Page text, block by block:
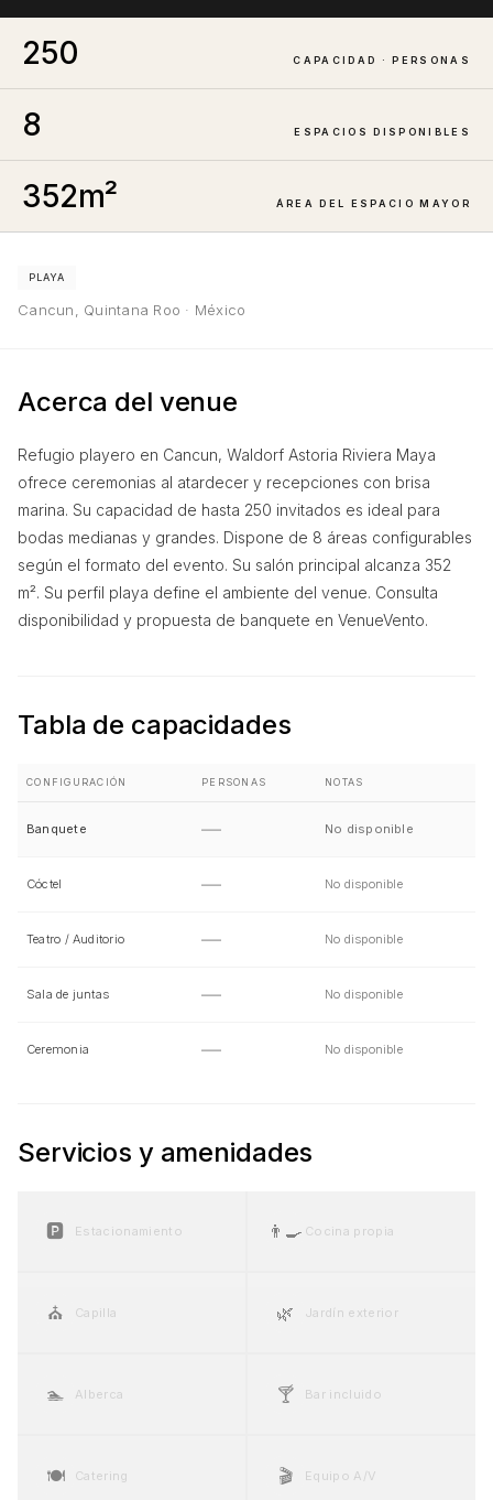
250 CAPACIDAD · PERSONAS
8 ESPACIOS DISPONIBLES
352m² ÁREA DEL ESPACIO MAYOR
PLAYA
Cancun, Quintana Roo · México
Acerca del venue
Refugio playero en Cancun, Waldorf Astoria Riviera Maya
ofrece ceremonias al atardecer y recepciones con brisa
marina. Su capacidad de hasta 250 invitados es ideal para
bodas medianas y grandes. Dispone de 8 áreas configurables
según el formato del evento. Su salón principal alcanza 352
m². Su perfil playa define el ambiente del venue. Consulta
disponibilidad y propuesta de banquete en VenueVento.
Tabla de capacidades
CONFIGURACIÓN PERSONAS NOTAS
Banquete — No disponible
Cóctel — No disponible
Teatro / Auditorio — No disponible
Sala de juntas — No disponible
Ceremonia — No disponible
Servicios y amenidades
🅿️ Estacionamiento 👨‍🍳 Cocina propia
⛪ Capilla 🌿 Jardín exterior
🏊 Alberca 🍸 Bar incluido
🍽️ Catering 🎬 Equipo A/V